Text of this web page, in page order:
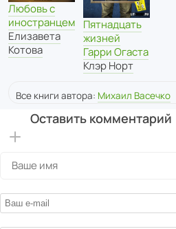
Любовь с
иностранцем
Елизавета
Котова
Пятнадцать
жизней
Гарри Огаста
Клэр Норт
Все книги автора: Михаил Васечко
Оставить комментарий